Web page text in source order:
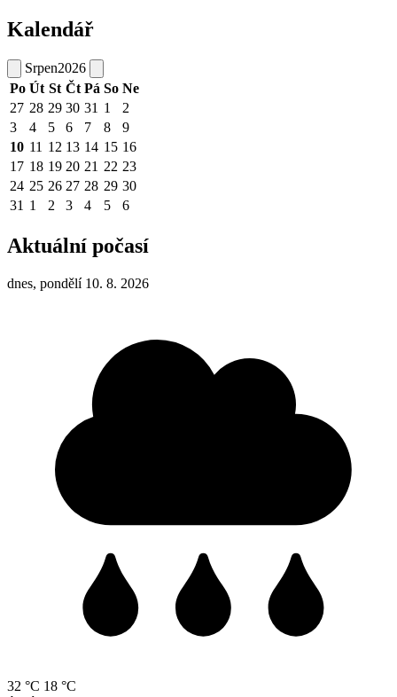
Kalendář
Srpen2026
Po Út St Čt Pá So Ne
27 28 29 30 31 1
2
3
4 5 6 7 8
9
10 11 12 13 14 15 16
17 18 19 20 21 22 23
24 25 26 27 28 29 30
31 1 2 3 4 5 6
Aktuální počasí
dnes, pondělí 10. 8. 2026
32 °C 18 °C